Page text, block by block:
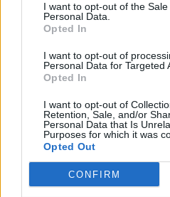
I want to opt-out of the
Personal Data.
Opted In
I want to opt-out of
Personal Data for Targeted
Opted In
I want to opt-out of
Retention, Sale, and/or
Personal Data that Is
Purposes for which it was
Opted Out
CONFIRM
l’utilisation de produits
comme lebicarbonate pour
aussi servir pour nettoyer
voiture à moindre coût. En
vous faites des économies
charges.
Bien remplir son
erreurs courantes
Pour obtenir le meilleur